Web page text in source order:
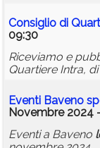
Consiglio di
09:30
Riceviamo e
Quartiere Intra,
Eventi Baveno
Novembre 2024
Eventi a Baveno